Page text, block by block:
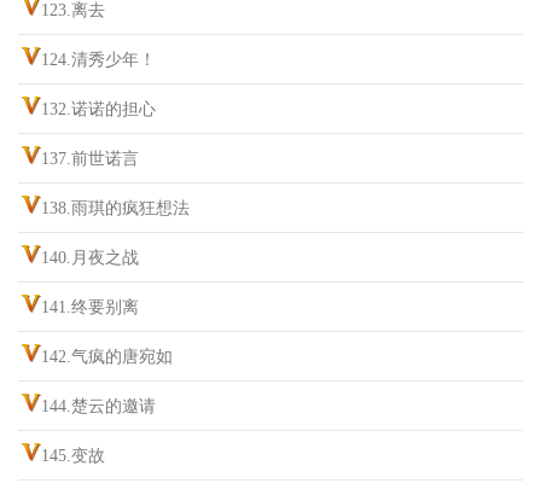
123.离去
124.清秀少年！
132.诺诺的担心
137.前世诺言
138.雨琪的疯狂想法
140.月夜之战
141.终要别离
142.气疯的唐宛如
144.楚云的邀请
145.变故